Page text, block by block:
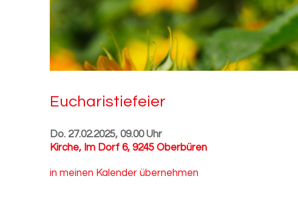
Eu­cha­ris­tie­fei­er
Do. 27.02.2025, 09.00 Uhr
Kirche, Im Dorf 6, 9245 Oberbüren
in meinen Kalender übernehmen